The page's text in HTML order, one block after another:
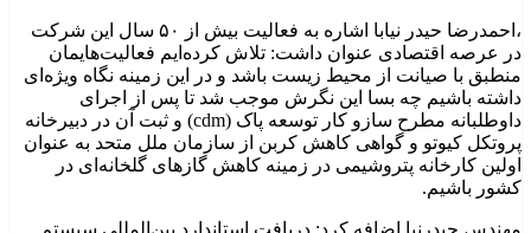
،احمدرضا حیدر نیابا اشاره به فعالیت بیش از ۵۰ سال این شرکت
در عرصه اقتصادی عنوان داشت: تلاش کرده‌ایم فعالیت‌هایمان
منطبق با صیانت از محیط زیست باشد و در این زمینه نگاه ویژه‌ای
داشته باشیم چه بسا این نگرش موجب شد تا پس از اجرای
داوطلبانه مطرح سازو کار توسعه پاک (cdm) و ثبت آن در دبیرخانه
پروتکل کیوتو و گواهی کاهش کربن از سازمان ملل متحد به عنوان
اولین کار‌خانه پتروشیمی در زمینه کاهش گازهای گلخانه‌ای در
کشور باشیم.
مهندس حیدرنیا اضافه کرد: دریافت استاندارد بین‌المللی سیستم